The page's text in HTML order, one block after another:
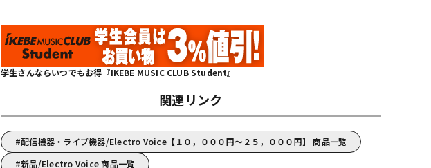
学生さんならいつでもお得『IKEBE MUSIC CLUB Student』
関連リンク
配信機器・ライブ機器/Electro Voice【１０，０００円～２５，０００円】 商品一覧
新品/Electro Voice 商品一覧